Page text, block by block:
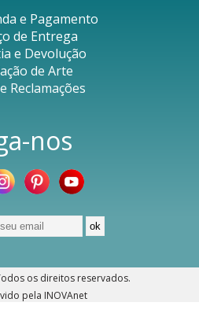
e Pagamento
de Entrega
e Devolução
de Arte
Reclamações
nos
os direitos reservados.
pela INOVAnet